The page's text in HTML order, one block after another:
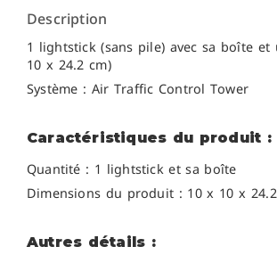
Description
1 lightstick (sans pile) avec sa boîte et
10 x 24.2 cm)
Système : Air Traffic Control Tower
Caractéristiques du produit :
Quantité : 1 lightstick et sa boîte
Dimensions du produit : 10 x 10 x
Autres détails :